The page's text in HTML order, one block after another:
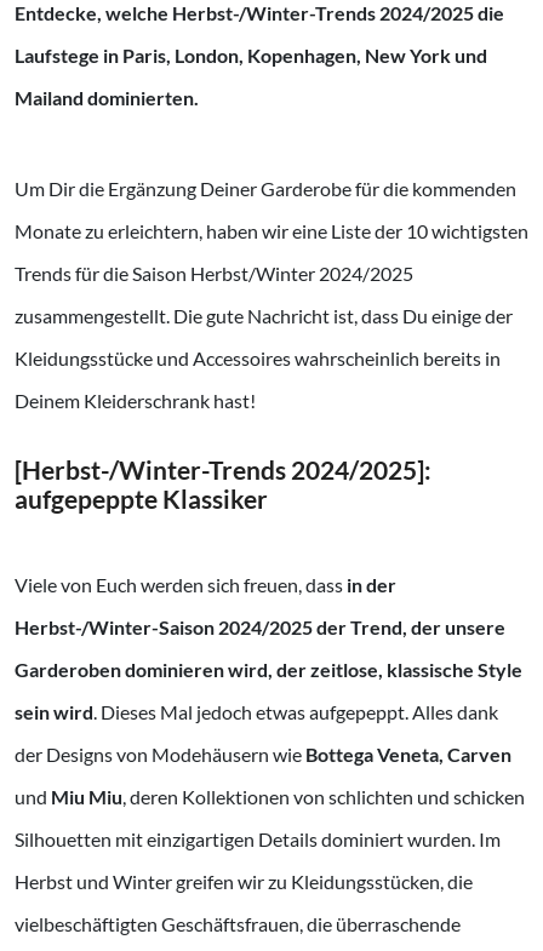
Entdecke, welche Herbst-/Winter-Trends 2024/2025 die
Laufstege in Paris, London, Kopenhagen, New York und
Mailand dominierten.
Um Dir die Ergänzung Deiner Garderobe für die kommenden
Monate zu erleichtern, haben wir eine Liste der 10 wichtigsten
Trends für die Saison Herbst/Winter 2024/2025
zusammengestellt. Die gute Nachricht ist, dass Du einige der
Kleidungsstücke und Accessoires wahrscheinlich bereits in
Deinem Kleiderschrank hast!
[Herbst-/Winter-Trends 2024/2025]:
aufgepeppte Klassiker
Viele von Euch werden sich freuen, dass in der
Herbst-/Winter-Saison 2024/2025 der Trend, der unsere
Garderoben dominieren wird, der zeitlose, klassische Style
sein wird. Dieses Mal jedoch etwas aufgepeppt. Alles dank
der Designs von Modehäusern wie Bottega Veneta, Carven
und Miu Miu, deren Kollektionen von schlichten und schicken
Silhouetten mit einzigartigen Details dominiert wurden. Im
Herbst und Winter greifen wir zu Kleidungsstücken, die
vielbeschäftigten Geschäftsfrauen, die überraschende